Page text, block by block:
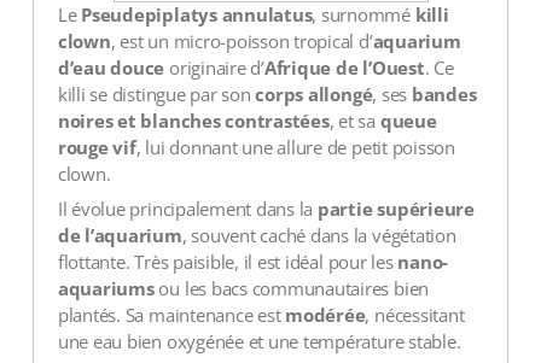
Le Pseudepiplatys annulatus, surnommé killi
clown, est un micro-poisson tropical d’aquarium
d’eau douce originaire d’Afrique de l’Ouest. Ce
killi se distingue par soncorps allongé, ses bandes
noires et blanches contrastées, et sa queue
rouge vif, lui donnant une allure de petit poisson
clown.
Il évolue principalement dans la partie supérieure
de l’aquarium, souvent caché dans la végétation
flottante. Très paisible, il est idéal pour les nano-
aquariumsou les bacs communautaires bien
plantés. Sa maintenance est modérée, nécessitant
une eau bien oxygénée et une température stable.